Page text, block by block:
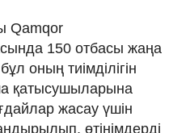
Qamqor
150 отбасы жаңа
оның тиімділігін
қатысушыларына
жасау үшін
өтінімдерді